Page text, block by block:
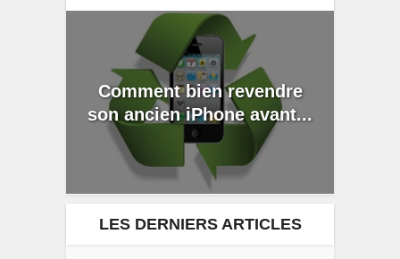
Comment bien revendre
son ancien iPhone avant...
LES DERNIERS ARTICLES